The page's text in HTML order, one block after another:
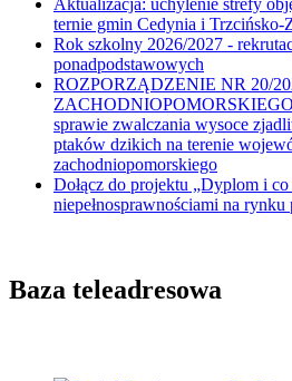
Aktualizacja: uchylenie strefy
ternie gmin Cedynia i Trzcińsko-
Rok szkolny 2026/2027 -
ponadpodstawowych
ROZPORZĄDZENIE NR 20/
ZACHODNIOPOMORSKIEGO
sprawie zwalczania wysoce
ptaków dzikich na terenie
zachodniopomorskiego
Dołącz do projektu „Dyplom i
niepełnosprawnościami na rynku
Baza teleadresowa